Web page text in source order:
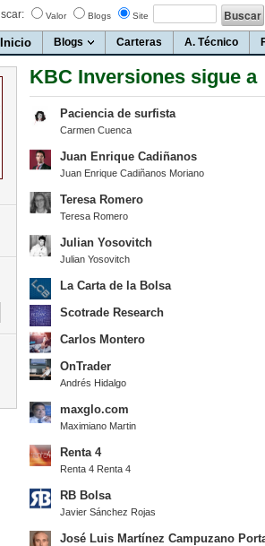
Valor Blogs Site
Inicio Blogs Carteras A. Técnico
KBC Inversiones sigue a
Paciencia de surfista
Carmen Cuenca
Juan Enrique Cadiñanos
Juan Enrique Cadiñanos Moriano
Teresa Romero
Teresa Romero
Julian Yosovitch
Julian Yosovitch
La Carta de la Bolsa
Scotrade Research
Carlos Montero
OnTrader
Andrés Hidalgo
maxglo.com
Maximiano Martin
Renta 4
Renta 4 Renta 4
RB Bolsa
Javier Sánchez Rojas
José Luis Martínez Campuzano